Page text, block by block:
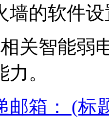
墙的软件
关智能弱
。
邮箱： (标